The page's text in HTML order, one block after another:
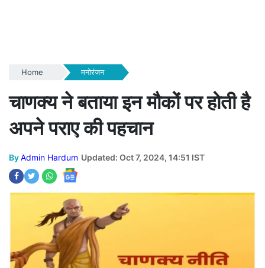
Home मनोरंजन
चाणक्य ने बताया इन मौकों पर होती है
अपने पराए की पहचान
ByAdmin Hardum Updated: Oct 7, 2024, 14:51 IST